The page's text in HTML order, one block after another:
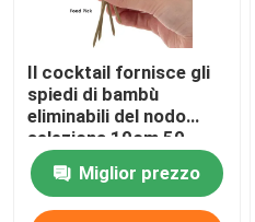
Il cocktail fornisce gli
spiedi di bambù
eliminabili del nodo
seleziona 10cm 50
pacchetti
Miglior prezzo